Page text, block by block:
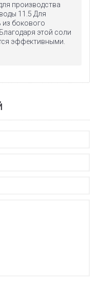
производства
11.5 Для
бокового
этой соли
эффективными.